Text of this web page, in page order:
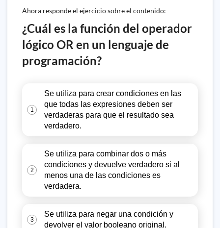
Ahora responde el ejercicio sobre el contenido:
¿Cuál es la función del operador
lógico OR en un lenguaje de
programación?
1
Se utiliza para crear condiciones en las
que todas las expresiones deben ser
verdaderas para que el resultado sea
verdadero.
2
Se utiliza para combinar dos o más
condiciones y devuelve verdadero si al
menos una de las condiciones es
verdadera.
3
Se utiliza para negar una condición y
devolver el valor booleano original.